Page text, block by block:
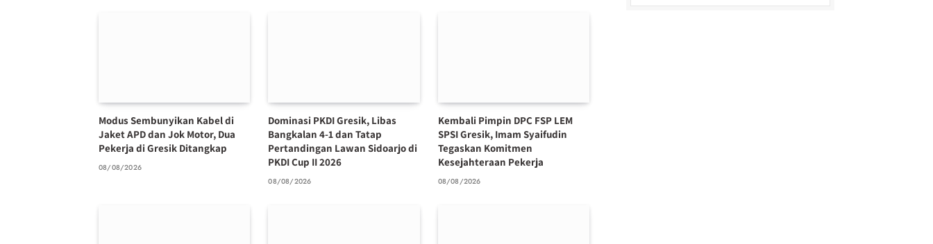
Modus Sembunyikan Kabel di
Jaket APD dan Jok Motor, Dua
Pekerja di Gresik Ditangkap
08/08/2026
Dominasi PKDI Gresik, Libas
Bangkalan 4-1 dan Tatap
Pertandingan Lawan Sidoarjo di
PKDI Cup II 2026
08/08/2026
Kembali Pimpin DPC FSP LEM
SPSI Gresik, Imam Syaifudin
Tegaskan Komitmen
Kesejahteraan Pekerja
08/08/2026